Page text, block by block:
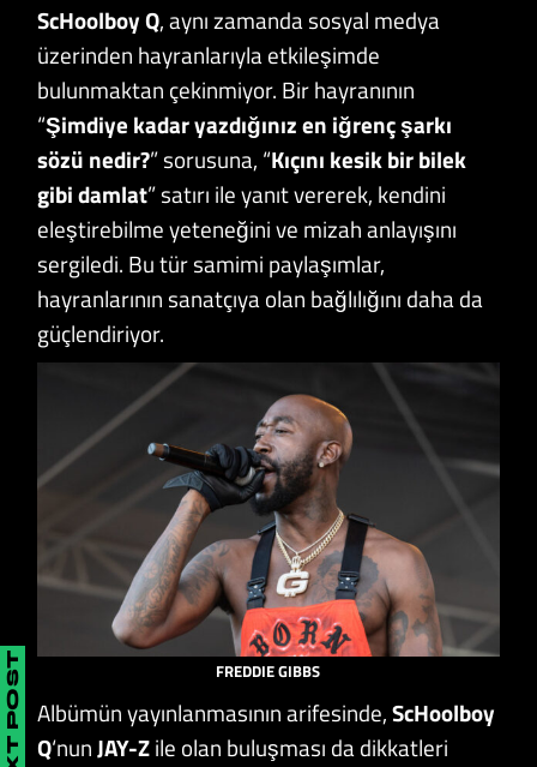
ScHoolboy Q, aynı zamanda sosyal medya
üzerinden hayranlarıyla etkileşimde
bulunmaktan çekinmiyor. Bir hayranının
“Şimdiye kadar yazdığınız en iğrenç şarkı
sözü nedir?” sorusuna, “Kıçını kesik bir bilek
gibi damlat” satırı ile yanıt vererek, kendini
eleştirebilme yeteneğini ve mizah anlayışını
sergiledi. Bu tür samimi paylaşımlar,
hayranlarının sanatçıya olan bağlılığını daha da
güçlendiriyor.
FREDDIE GIBBS
Albümün yayınlanmasının arifesinde,ScHoolboy
Q‘nunJAY-Zile olan buluşması da dikkatleri
NEXT POST